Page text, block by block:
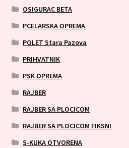
OSIGURAC BETA
PCELARSKA OPREMA
POLET Stara Pazova
PRIHVATNIK
PSK OPREMA
RAJBER
RAJBER SA PLOCICOM
RAJBER SA PLOCICOM FIKSNI
S-KUKA OTVORENA